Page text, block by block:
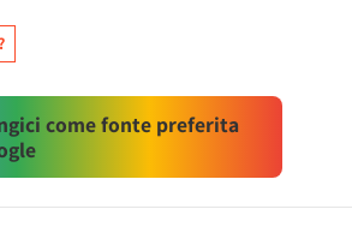
come fonte preferita